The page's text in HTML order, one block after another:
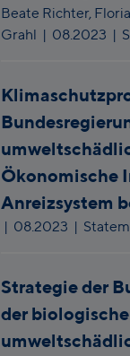
Beate Richter,
Grahl | 08.2023 |
Ökonomische
Anreizsystem
| 08.2023 |
Strategie der
der